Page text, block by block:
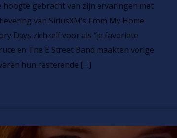
hoogte gebracht van zijn ervaringen met
van SiriusXM’s From My Home
Days zichzelf voor als “je favoriete
en The E Street Band maakten vorige
hun resterende […]